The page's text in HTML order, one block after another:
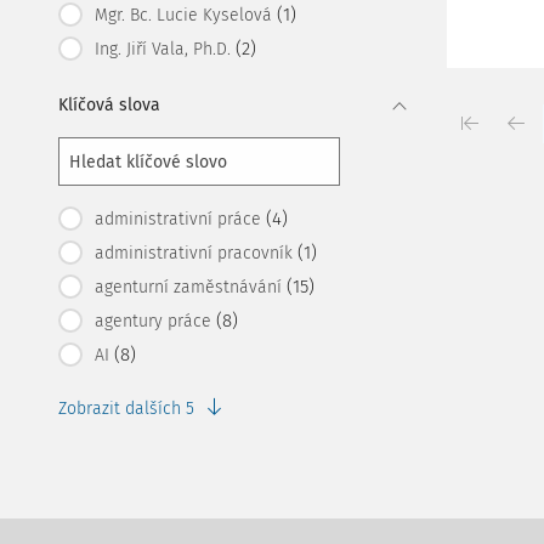
Mgr. Bc. Lucie Kyselová (1)
Ing. Jiří Vala, Ph.D. (2)
Klíčová slova
administrativní práce (4)
administrativní pracovník (1)
agenturní zaměstnávání (15)
agentury práce (8)
AI (8)
Zobrazit dalších 5